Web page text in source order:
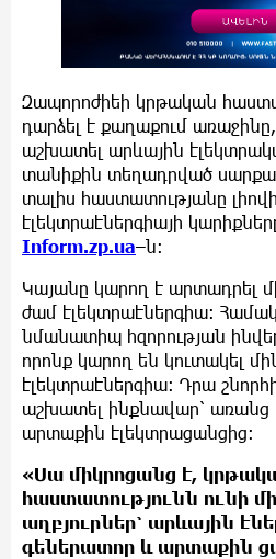
Զապորոժիեի կրթական
դարձել է քաղաքում
աշխատել արևային
տանիքին տեղադրված
տալիս հաստատությանը
էլեկտրաէներգիայի
Inform.zp.ua–ն։
Կայանը կարող է արտադրել
ժամ էլեկտրաէներգիա։
նմանատիպ հզորության
որոնք կարող են կուտակել
էլեկտրաէներգիա։ Դրա
աշխատել ինքնավար՝ առանց
արտաքին էլեկտրացանցից։
«Սա միկրոցանց է,
հաստատությունն ունի
աղբյուրներ՝ արևային
գեներատոր և արտաքին